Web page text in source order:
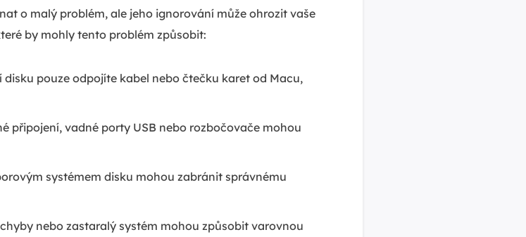
o malý problém, ale jeho ignorování může ohrozit vaše
by mohly tento problém způsobit:
disku pouze odpojíte kabel nebo čtečku karet od Macu,
připojení, vadné porty USB nebo rozbočovače mohou
systémem disku mohou zabránit správnému
nebo zastaralý systém mohou způsobit varovnou